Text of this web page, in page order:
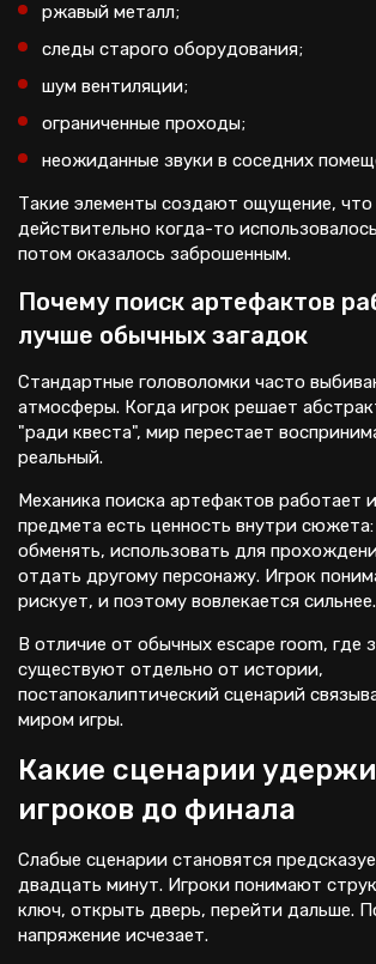
ржавый металл;
следы старого оборудования;
шум вентиляции;
ограниченные проходы;
неожиданные звуки в соседних
Такие элементы создают ощущение, что
действительно когда-то
потом оказалось заброшенным.
Почему поиск артефактов
лучше обычных загадок
Стандартные головоломки часто
атмосферы. Когда игрок решает
"ради квеста", мир перестает
реальный.
Механика поиска артефактов работает
предмета есть ценность внутри
обменять, использовать для
отдать другому персонажу. Игрок
рискует, и поэтому вовлекается сильнее.
В отличие от обычных escape room, где
существуют отдельно от истории,
постапокалиптический сценарий
миром игры.
Какие сценарии
игроков до финала
Слабые сценарии становятся
двадцать минут. Игроки понимают
ключ, открыть дверь, перейти дальше.
напряжение исчезает.